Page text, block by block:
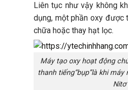
Liên tục như vậy không
dụng, một phần oxy được
chữa hoặc thay hạt lọc.
Máy tạo oxy hoạt động
thanh tiếng“bụp”là khi